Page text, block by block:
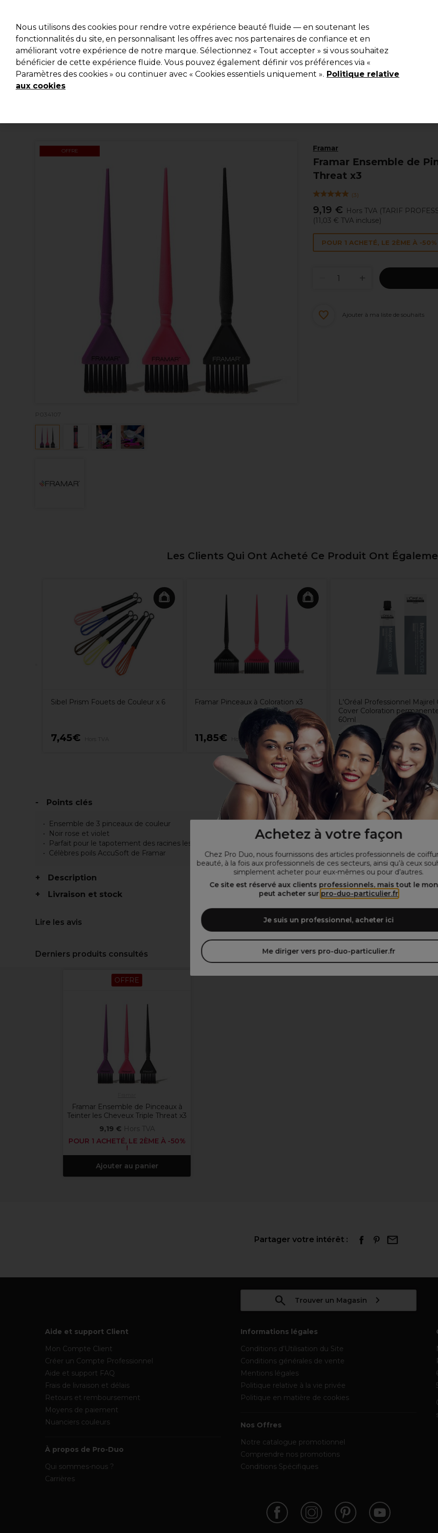
Achetez à votre façon
Chez Pro Duo, nous fournissons des articles professionnels de
beauté, à la fois aux professionnels de ces secteurs, ainsi qu’à ceux
simplement acheter pour eux-mêmes ou pour d’autres.
Ce site est réservé aux clients professionnels, mais tout le
peut acheter sur pro-duo-particulier.fr
Je suis un professionnel, acheter ici
Me diriger vers pro-duo-particulier.fr
Rechercher
Marques
Bons plans Coiffure Electro et Matériel Equipement de salon Beauté Hommes
Livraison et délais
Framar
Framar Ensemble de
Threat x3
(3)
9,19 € Hors TVA (TARIF
(11,03 € TVA incluse)
OFFRE
P034107
POUR 1 ACHETÉ, LE 2ÈME À -50%
Ajouter à ma liste de souhaits
Les Clients Qui Ont Acheté Ce Produit Ont
Sibel Prism Fouets de Couleur x 6
7,45€
Framar Pinceaux à Coloration x3
11,85€ Hors TVA
L'Oréal Professionnel Majirel
Cover Coloration
60ml
11,55€ Hors TVA
Points clés
Ensemble de 3 pinceaux de couleur
Noir rose et violet
Parfait pour le tapotement des racines les mélanges précis et les babylights
Célèbres poils AccuSoft de Framar
Description
Livraison et stock
Lire les avis
Derniers produits consultés
OFFRE
Framar Ensemble de Pinceaux à
Teinter les Cheveux Triple Threat x3
9,19 € Hors TVA
POUR 1 ACHETÉ, LE 2ÈME À -50%
!
Ajouter au panier
Partager votre intérêt :
Trouver un Magasin
Aide et support Client
Mon Compte Client
Créer un Compte Professionnel
Aide et support FAQ
Frais de livraison et délais
Retours et remboursement
Moyens de paiement
Nuanciers couleurs
À propos de Pro-Duo
Qui sommes-nous ?
Carrières
Informations légales
Conditions d’Utilisation du Site
Conditions générales de vente
Mentions légales
Politique relative à la vie privée
Politique en matière de cookies
Nos Offres
Notre catalogue promotionnel
Comprendre nos promotions
Conditions Spécifiques
Nous utilisons des cookies pour rendre votre expérience beauté fluide — en soutenant les
fonctionnalités du site, en personnalisant les offres avec nos partenaires de confiance et en
améliorant votre expérience de notre marque. Sélectionnez « Tout accepter » si vous souhaitez
bénéficier de cette expérience fluide. Vous pouvez également définir vos préférences via «
Paramètres des cookies » ou continuer avec « Cookies essentiels uniquement ». Politique relative
aux cookies